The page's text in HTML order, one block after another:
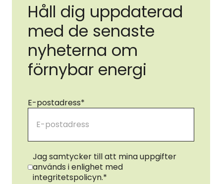
Håll dig uppdaterad
med de senaste
nyheterna om
förnybar energi
E-postadress*
Samtycke*
Jag samtycker till att mina uppgifter
används i enlighet med
integritetspolicyn.*